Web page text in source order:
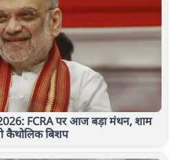
FCRA पर आज बड़ा मंथन, शाम
कैथोलिक बिशप